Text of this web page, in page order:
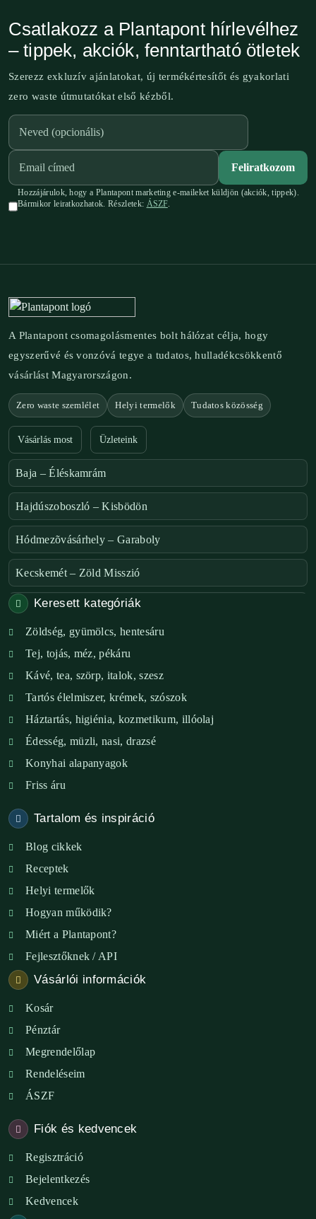
Csatlakozz a Plantapont hírlevélhez
– tippek, akciók, fenntartható ötletek
Szerezz exkluzív ajánlatokat, új termékértesítőt és gyakorlati
zero waste útmutatókat első kézből.
Feliratkozom
Hozzájárulok, hogy a Plantapont marketing e-maileket küldjön (akciók, tippek).
Bármikor leiratkozhatok. Részletek: ÁSZF.
A Plantapont csomagolásmentes bolt hálózat célja, hogy
egyszerűvé és vonzóvá tegye a tudatos, hulladékcsökkentő
vásárlást Magyarországon.
Zero waste szemlélet Helyi termelők Tudatos közösség
Vásárlás most Üzleteink
Baja – Éléskamrám
Hajdúszoboszló – Kisbödön
Hódmezõvásárhely – Garaboly
Kecskemét – Zöld Misszió
Székesfehérvár – Zöld Sarok
Verőce – Miegymás
XI. ker. – Lemérem
XIX. ker. – Boldog Föld
XVIII. ker. – Eni Mag-ház
XXIII. ker. – Panelpék
Keresett kategóriák
Zöldség, gyümölcs, hentesáru
Tej, tojás, méz, pékáru
Kávé, tea, szörp, italok, szesz
Tartós élelmiszer, krémek, szószok
Háztartás, higiénia, kozmetikum, illóolaj
Édesség, müzli, nasi, drazsé
Konyhai alapanyagok
Friss áru
Tartalom és inspiráció
Blog cikkek
Receptek
Helyi termelők
Hogyan működik?
Miért a Plantapont?
Fejlesztőknek / API
Vásárlói információk
Kosár
Pénztár
Megrendelőlap
Rendeléseim
ÁSZF
Fiók és kedvencek
Regisztráció
Bejelentkezés
Kedvencek